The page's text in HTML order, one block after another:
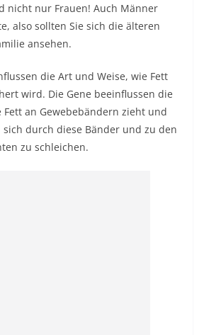
nicht nur Frauen! Auch Männer
also sollten Sie sich die älteren
ansehen.
die Art und Weise, wie Fett
wird. Die Gene beeinflussen die
Fett an Gewebebändern zieht und
durch diese Bänder und zu den
zu schleichen.